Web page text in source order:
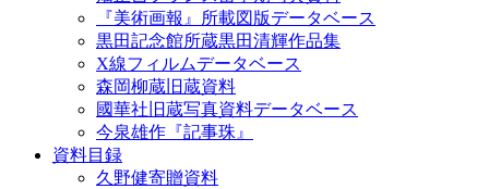
『美術画報』所載図版データベース
黒田記念館所蔵黒田清輝作品集
X線フィルムデータベース
森岡柳蔵旧蔵資料
國華社旧蔵写真資料データベース
今泉雄作『記事珠』
資料目録
久野健寄贈資料